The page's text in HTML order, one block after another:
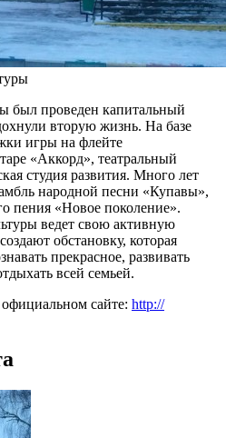
был проведен капитальный
вторую жизнь. На базе
игры на флейте
«Аккорд», театральный
студия развития. Много лет
народной песни «Купавы»,
пения «Новое поколение».
ведет свою активную
обстановку, которая
прекрасное, развивать
всей семьей.
сайте: http://